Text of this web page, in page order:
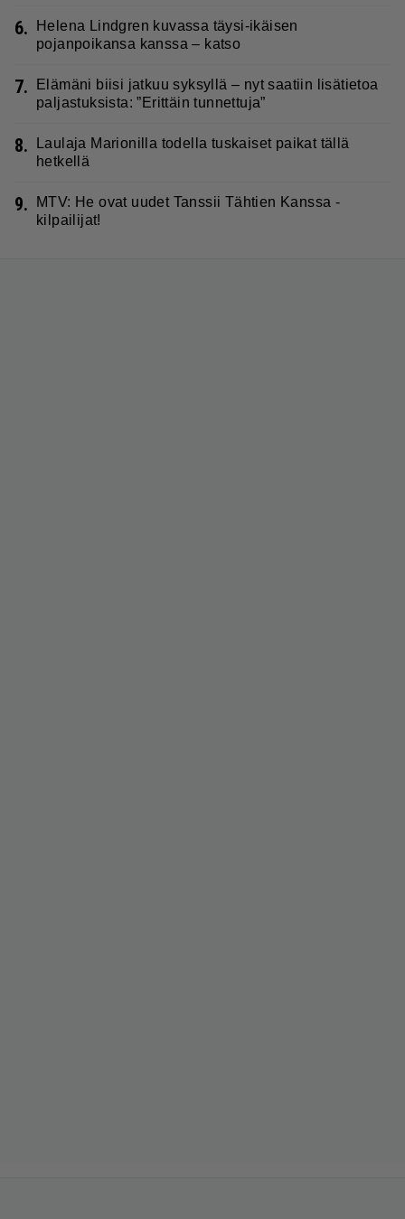
6.
Helena Lindgren kuvassa täysi-ikäisen
pojanpoikansa kanssa – katso
7.
Elämäni biisi jatkuu syksyllä – nyt saatiin lisätietoa
paljastuksista: ”Erittäin tunnettuja”
8.
Laulaja Marionilla todella tuskaiset paikat tällä
hetkellä
9.
MTV: He ovat uudet Tanssii Tähtien Kanssa -
kilpailijat!